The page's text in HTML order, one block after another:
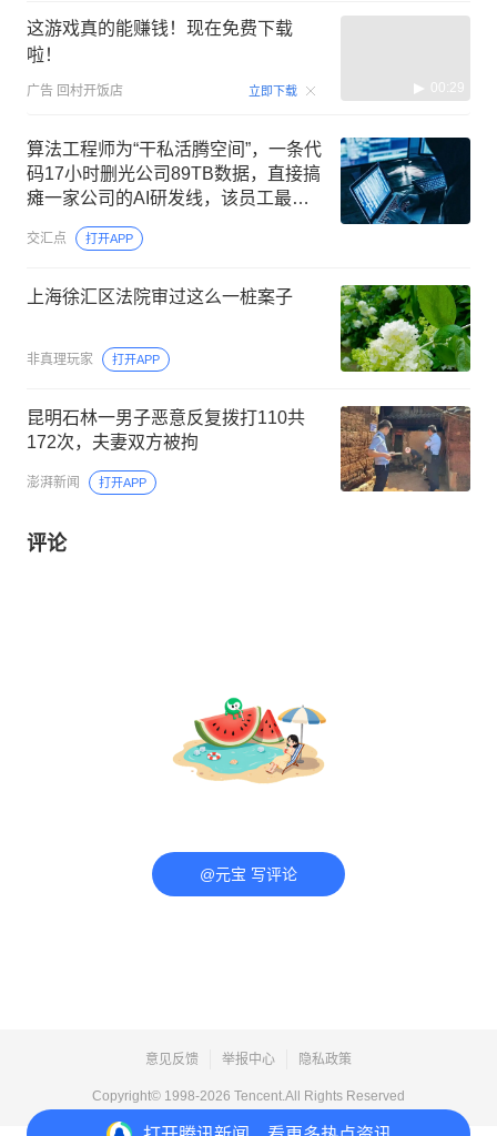
这游戏真的能赚钱！现在免费下载
啦！
广告 回村开饭店 立即下载 00:29
算法工程师为“干私活腾空间”，一条代
码17小时删光公司89TB数据，直接搞
瘫一家公司的AI研发线，该员工最终
获刑五年十个月
交汇点 打开APP
上海徐汇区法院审过这么一桩案子
非真理玩家 打开APP
昆明石林一男子恶意反复拨打110共
172次，夫妻双方被拘
澎湃新闻 打开APP
评论
@元宝 写评论
意见反馈 举报中心 隐私政策
Copyright© 1998-2026 Tencent.All Rights Reserved